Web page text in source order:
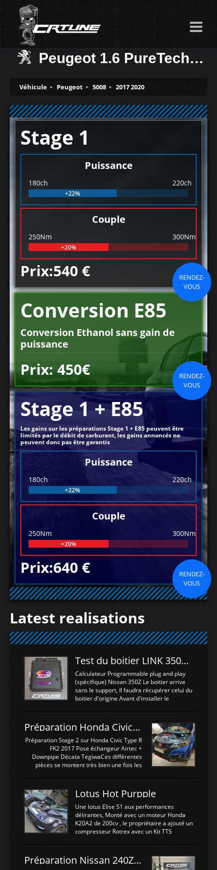
Peugeot 1.6 PureTech (GPF) 180ch
Véhicule Peugeot 5008 2017 2020
Stage 1
Puissance
180ch 220ch
+22%
Couple
250Nm 300Nm
+20%
Prix:540 €
RENDEZ-
VOUS
Conversion E85
Conversion Ethanol sans gain de
puissance
Prix: 450€
RENDEZ-
VOUS
Stage 1 + E85
Les gains sur les préparations Stage 1 + E85 peuvent être
limités par le débit de carburant, les gains annoncés ne
peuvent donc pas être garantis
Puissance
180ch 220ch
+22%
Couple
250Nm 300Nm
+20%
Prix:640 €
RENDEZ-
VOUS
Latest realisations
Test du boitier LINK 350Z Plugin ECU
Calculateur Programmable plug and play
(spécifique) Nissan 350Z Le boitier arrive
sans le support, Il faudra récupérer celui du
boitier d'origine Avant d'installer le
d'envoyer l'information de la large bande
dans le boitier. sydney sweeney deepfake
La sortie 0-5V de l'afr sera connectée sur
l'entrée AN Volt 8 et GndAN pour
Analogique, et Volt car l'information est une
tension (Pas une résistance variable d'un
est temps de brancher le ...
Préparation Honda Civic Type R FK2
Préparation Stage 2 sur Honda Civic Type R
FK2 2017 Pose échangeur Airtec +
Downpipe Décata TegiwaCes différentes
pièces se montent très bien une fois les
légere découpe du plastique inferieur,
negénant en rien la structure ou le
fonctionnement du fond plat. Une
reprogrammation Stage 2 est faite sur le
calculateur d'origine. Une alternative
économique au passage sur Hondata
d'origine 310cv et 400Nn , Une fois
reprogrammé et les ...
Lotus Hot Purpple
Une lotus Elise S1 aux performances
délirantes, Monté avec un moteur Honda
K20A2 de 200cv , le propriétaire a ajouté un
compresseur Rotrex avec un Kit TTS
d'augmenter la puissance de son moteur:
un watercooler a été ajouté. 300Cv sans
Préparation Nissan 240Z SR20DET